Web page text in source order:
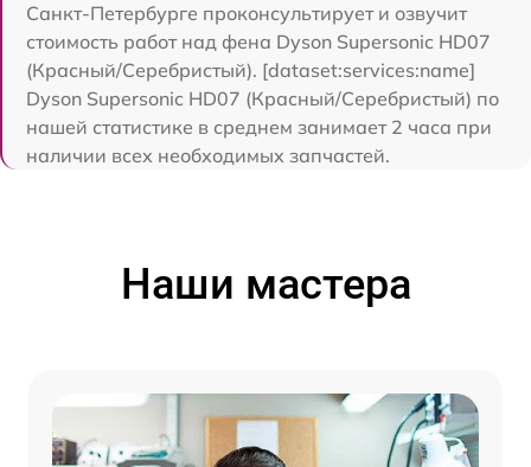
Санкт-Петербурге проконсультирует и озвучит
стоимость работ над фена Dyson Supersonic HD07
(Красный/Серебристый). [dataset:services:name]
Dyson Supersonic HD07 (Красный/Серебристый) по
нашей статистике в среднем занимает 2 часа при
наличии всех необходимых запчастей.
Наши мастера